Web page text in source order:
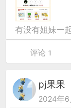
有没有姐妹一
评论 1
pj果果
2024年6